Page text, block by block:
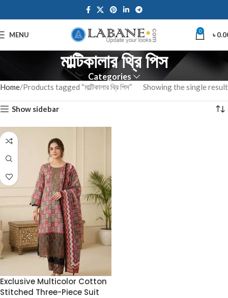
MENU 0 ৳
মাল্টিকালার থ্রি পিস
Categories
Home Products tagged “মাল্টিকালার থ্রি পিস” Showing the single result
Show sidebar
Exclusive Multicolor Cotton
Stitched Three-Piece Suit